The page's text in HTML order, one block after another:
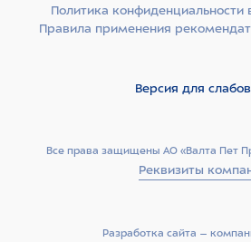
Все права защищены АО «Валта Пет
Реквизиты
Политика конфиденциальности
Правила применения
Версия для
Разработка сайта –­